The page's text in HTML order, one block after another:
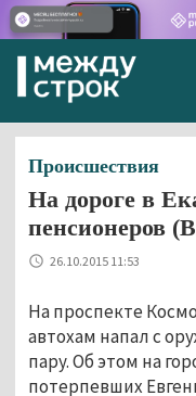
Происшествия
На дороге в
пенсионеров
26.10.2015 11:53
На проспекте
автохам напал с
пару. Об этом на
потерпевших